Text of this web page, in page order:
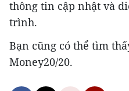
thông tin cập nhật và
trình.
Bạn cũng có thể tìm
Money20/20.